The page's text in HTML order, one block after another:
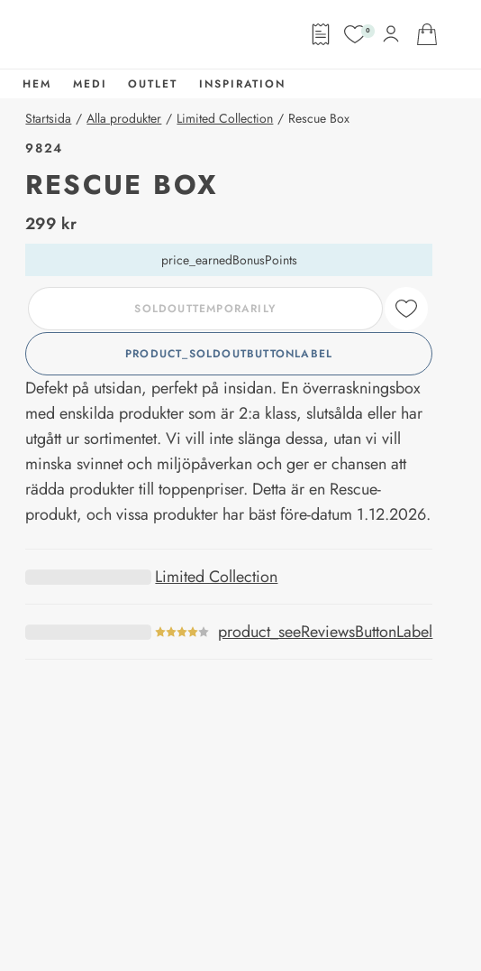
0
HEM MEDI OUTLET INSPIRATION
Startsida / Alla produkter / Limited Collection / Rescue Box
9824
RESCUE BOX
price_label
299 kr
price_earnedBonusPoints
SOLDOUTTEMPORARILY
PRODUCT_SOLDOUTBUTTONLABEL
Defekt på utsidan, perfekt på insidan. En överraskningsbox
med enskilda produkter som är 2:a klass, slutsålda eller har
utgått ur sortimentet. Vi vill inte slänga dessa, utan vi vill
minska svinnet och miljöpåverkan och ger er chansen att
rädda produkter till toppenpriser. Detta är en Rescue-
produkt, och vissa produkter har bäst före-datum 1.12.2026.
Limited Collection
product_seeReviewsButtonLabel